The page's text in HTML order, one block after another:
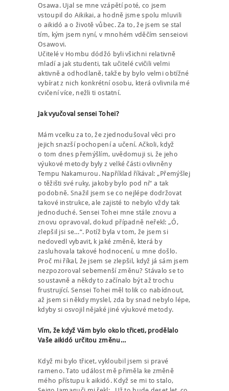
Osawa. Ujal se mne vzápětí poté, co jsem
vstoupil do Aikikai, a hodně jsme spolu mluvili
o aikidó a o životě vůbec. Za to, že jsem se stal
tím, kým jsem nyní, v mnohém vděčím senseiovi
Osawovi.
Učitelé v Hombu dódžó byli všichni relativně
mladí a jak studenti, tak učitelé cvičili velmi
aktivně a odhodlaně, takže by bylo velmi obtížné
vybírat z nich konkrétní osobu, která ovlivnila mé
cvičení více, nežli ti ostatní.
Jak vyučoval sensei Tohei?
Mám vcelku za to, že zjednodušoval věci pro
jejich snazší pochopení a učení. Ačkoli, když
o tom dnes přemýšlím, uvědomuji si, že jeho
výukové metody byly z velké části ovlivněny
Tempu Nakamurou. Například říkával: „Přemýšlej
o těžišti své ruky, jakoby bylo pod ní“ a tak
podobně. Snažil jsem se co nejlépe dodržovat
takové instrukce, ale zajisté to nebylo vždy tak
jednoduché. Sensei Tohei mne stále znovu a
znovu opravoval, dokud případně neřekl: „Ó,
zlepšil jsi se…“. Potíž byla v tom, že jsem si
nedovedl vybavit, k jaké změně, která by
zasluhovala takové hodnocení, u mne došlo.
Proč mi říkal, že jsem se zlepšil, když já sám jsem
nezpozoroval sebemenší změnu? Stávalo se to
soustavně a někdy to začínalo být až trochu
frustrující. Sensei Tohei měl tolik co nabídnout,
až jsem si někdy myslel, zda by snad nebylo lépe,
kdyby si osvojil nějaké jiné výukové metody.
Vím, že když Vám bylo okolo třiceti, prodělalo
Vaše aikidó určitou změnu…
Když mi bylo třicet, vykloubil jsem si pravé
rameno. Tato událost mě přiměla ke změně
mého přístupu k aikidó. Když se mi to stalo,